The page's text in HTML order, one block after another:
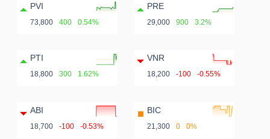
PVI
73,800 400 0.54%
PRE
29,000 900 3.2%
PTI
18,800 300 1.62%
VNR
18,200 -100 -0.55%
ABI
18,700 -100 -0.53%
BIC
21,300 0 0%